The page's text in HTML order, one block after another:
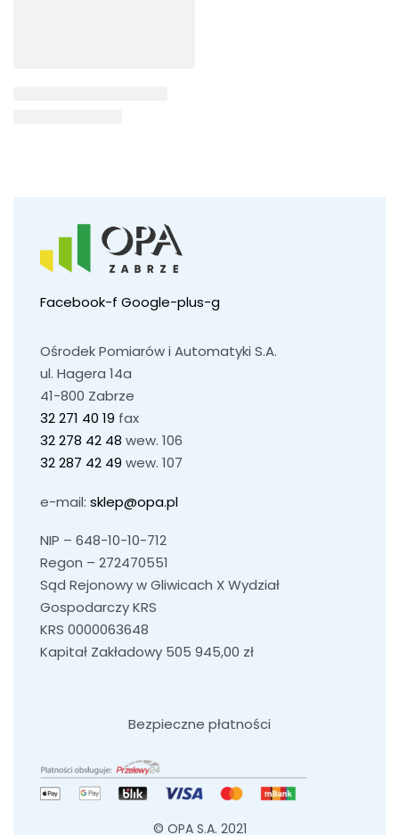
Facebook-f Google-plus-g
Ośrodek Pomiarów i Automatyki S.A.
ul. Hagera 14a
41-800 Zabrze
32 271 40 19 fax
32 278 42 48 wew. 106
32 287 42 49 wew. 107
e-mail: sklep@opa.pl
NIP – 648-10-10-712
Regon – 272470551
Sąd Rejonowy w Gliwicach X Wydział
Gospodarczy KRS
KRS 0000063648
Kapitał Zakładowy 505 945,00 zł
Bezpieczne płatności
© OPA S.A. 2021